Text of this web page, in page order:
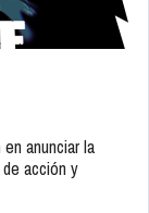
anunciar la
acción y